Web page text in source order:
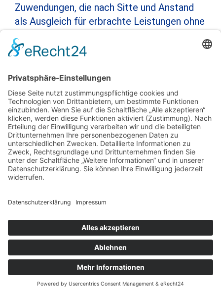
Zuwendungen, die nach Sitte und Anstand
als Ausgleich für erbrachte Leistungen ohne
Gegenleistung geboten waren. Hierzu
zählen etwa Schenkungen an eine pflegende
Familienunternehmen geführt hat. Auch
Unterhaltszahlungen und Zuwendungen zum
Aufbau einer angemessenen Altersvorsorge
begründen keinen Ergänzungsanspruch. Im
Streitfall entscheiden Gerichte anhand des
jeweiligen Einzelfalls.
Wie kann ich den
berechnen – mit einem Beispiel?
Pflichtteilsergänzungsanspruch
berechnenzu können, brauchen Sie drei
Größen: den realen Nachlass, den
abgeschmolzenen Schenkungswert und Ihre
Pflichtteilsquote.